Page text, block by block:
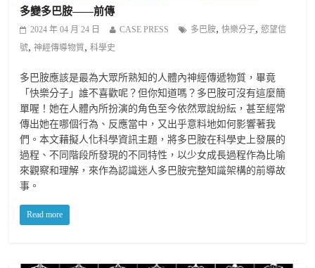
多變多巴胺——前傳
2024 年 04 月 24 日 CASE PRESS 多巴胺,快樂分子,慾望信
號,神經傳導物質,科學史
多巴胺應該是最為大眾所熟知的人體內神經傳遞物質，畢竟
「快樂分子」誰不喜歡呢？但你知道嗎？多巴胺可沒有這麼簡
單喔！她在人體內所扮演的角色至今依然眾說紛紜，甚至經常
傳出她在哪個行為、反應當中，又出乎意料地如何影響著我
們。本文藉擬人化科學資訊主題，將多巴胺在科學史上發展的
過程、不同階段所發現的不同特性，以少女成長過程作為比喻
來觀察和理解，來作為認識迷人多巴胺完整知識架構的前導故
事。
Read more